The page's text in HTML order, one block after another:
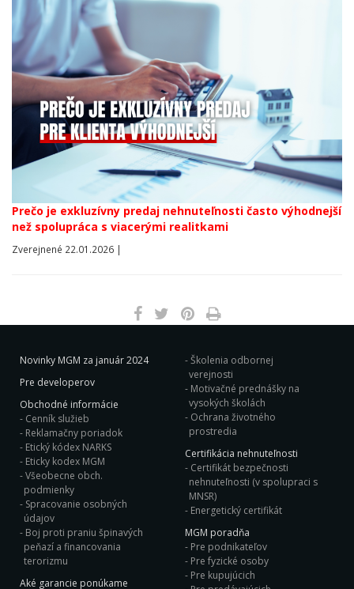
Prečo je exkluzívny predaj nehnuteľnosti často výhodnejší
než spolupráca s viacerými realitkami
Zverejnené 22.01.2026 |
Novinky MGM za január 2024
Pre developerov
Obchodné informácie
Cenník služieb
Reklamačny poriadok
Etický kódex NARKS
Eticky kodex MGM
Všeobecne obch.
podmienky
Spracovanie osobných
údajov
Boj proti praniu špinavých
peňazí a financovania
terorizmu
Aké garancie ponúkame
Školenia odbornej
verejnosti
Motivačné prednášky na
vysokých školách
Ochrana životného
prostredia
Certifikácia nehnuteľnosti
Certifikát bezpečnosti
nehnuteľnosti (v spolupraci s
MNSR)
Energetický certifikát
MGM poradňa
Pre podnikateľov
Pre fyzické osoby
Pre kupujúcich